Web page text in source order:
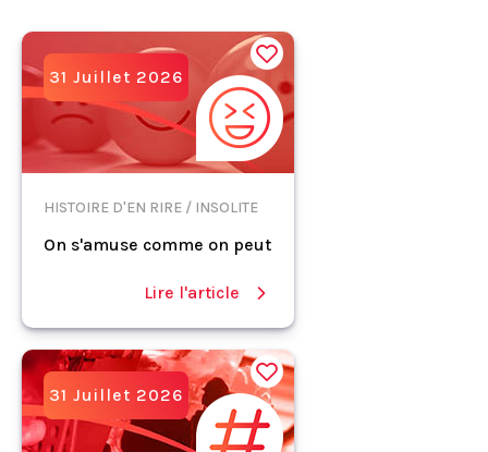
31 Juillet 2026
HISTOIRE D'EN RIRE / INSOLITE
On s'amuse comme on peut
Lire l'article
31 Juillet 2026